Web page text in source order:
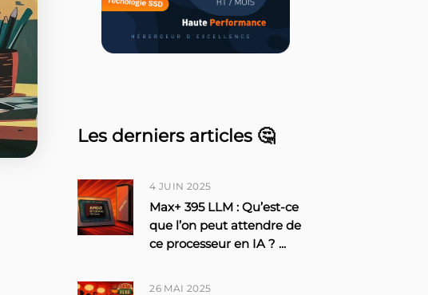
Les derniers articles 🤔
4 JUIN 2025
Max+ 395 LLM : Qu’est-ce
que l’on peut attendre de
ce processeur en IA ? ...
26 MAI 2025